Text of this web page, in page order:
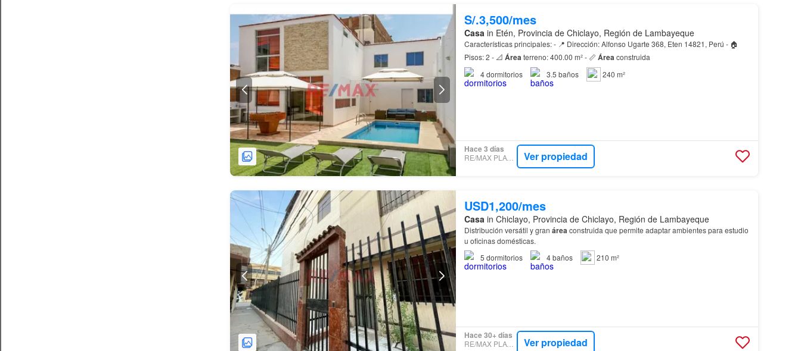
S/.3,500/mes
Casa in Etén, Provincia de Chiclayo, Región de Lambayeque
Características principales: - 📍 Dirección: Alfonso Ugarte 368, Eten 14821, Perú - 🏠
Pisos: 2 - 📐 Área terreno: 400.00 m² - 📏 Áreaconstruida
4dormitorios 3.5 baños 240 m²
Hace 3 días
RE/MAX PLATINUM Ver propiedad
USD1,200/mes
Casa in Chiclayo, Provincia de Chiclayo, Región de Lambayeque
Distribución versátil y gran áreaconstruida que permite adaptar ambientes para estudio
u oficinas domésticas.
5 dormitorios 4baños 210 m²
Hace 30+ días
RE/MAX PLATINUM Ver propiedad